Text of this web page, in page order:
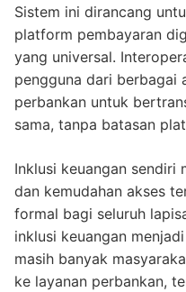
Sistem ini dirancang
platform pembayaran
yang universal.
pengguna dari berbagai
perbankan untuk
sama, tanpa batasan
Inklusi keuangan sendiri
dan kemudahan akses
formal bagi seluruh
inklusi keuangan
masih banyak
ke layanan perbankan,